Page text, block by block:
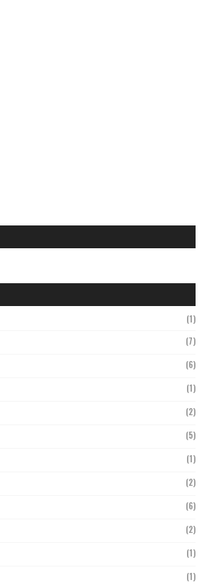
(1)
(7)
(6)
(1)
(2)
(5)
(1)
(2)
(6)
(2)
(1)
(1)